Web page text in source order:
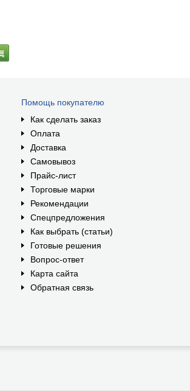
Помощь покупателю
Как сделать заказ
Оплата
Доставка
Самовывоз
Прайс-лист
Торговые марки
Рекомендации
Спецпредложения
Как выбрать (статьи)
Готовые решения
Вопрос-ответ
Карта сайта
Обратная связь